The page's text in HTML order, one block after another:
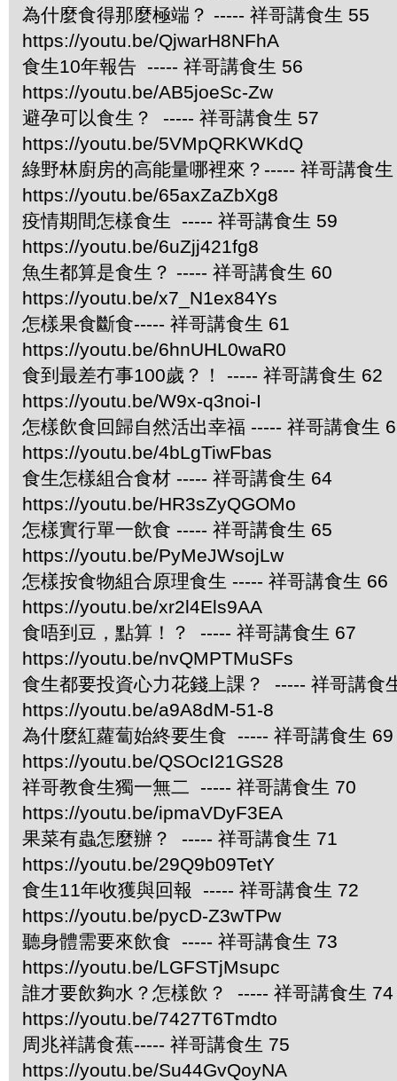
為什麼食得那麼極端？ ----- 祥哥講食生 55
https://youtu.be/QjwarH8NFhA
食生10年報告 ----- 祥哥講食生 56
https://youtu.be/AB5joeSc-Zw
避孕可以食生？ ----- 祥哥講食生 57
https://youtu.be/5VMpQRKWKdQ
綠野林廚房的高能量哪裡來？----- 祥哥講食
https://youtu.be/65axZaZbXg8
疫情期間怎樣食生 ----- 祥哥講食生 59
https://youtu.be/6uZjj421fg8
魚生都算是食生？ ----- 祥哥講食生 60
https://youtu.be/x7_N1ex84Ys
怎樣果食斷食----- 祥哥講食生 61
https://youtu.be/6hnUHL0waR0
食到最差冇事100歲？！ ----- 祥哥講食生 62
https://youtu.be/W9x-q3noi-I
怎樣飲食回歸自然活出幸福 ----- 祥哥講食生
https://youtu.be/4bLgTiwFbas
食生怎樣組合食材 ----- 祥哥講食生 64
https://youtu.be/HR3sZyQGOMo
怎樣實行單一飲食 ----- 祥哥講食生 65
https://youtu.be/PyMeJWsojLw
怎樣按食物組合原理食生 ----- 祥哥講食生 66
https://youtu.be/xr2l4Els9AA
食唔到豆，點算！？ ----- 祥哥講食生 67
https://youtu.be/nvQMPTMuSFs
食生都要投資心力花錢上課？ ----- 祥哥講食
https://youtu.be/a9A8dM-51-8
為什麼紅蘿蔔始終要生食 ----- 祥哥講食生 69
https://youtu.be/QSOcI21GS28
祥哥教食生獨一無二 ----- 祥哥講食生 70
https://youtu.be/ipmaVDyF3EA
果菜有蟲怎麼辦？ ----- 祥哥講食生 71
https://youtu.be/29Q9b09TetY
食生11年收獲與回報 ----- 祥哥講食生 72
https://youtu.be/pycD-Z3wTPw
聽身體需要來飲食 ----- 祥哥講食生 73
https://youtu.be/LGFSTjMsupc
誰才要飲夠水？怎樣飲？ ----- 祥哥講食生 74
https://youtu.be/7427T6Tmdto
周兆祥講食蕉----- 祥哥講食生 75
https://youtu.be/Su44GvQoyNA